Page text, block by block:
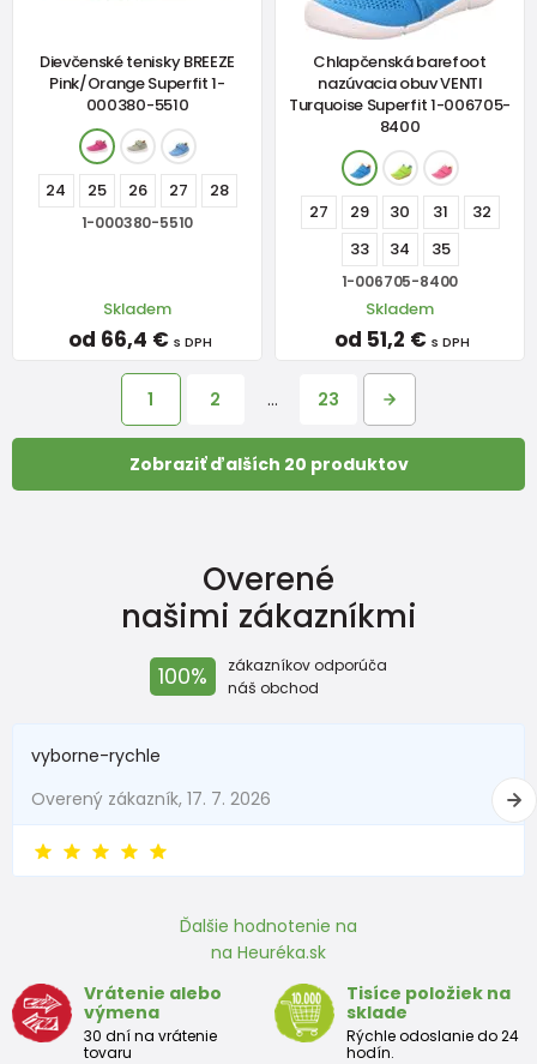
Dievčenské tenisky BREEZE
Pink/Orange Superfit 1-
000380-5510
24 25 26 27 28
1-000380-5510
Skladem
od 66,4 € s DPH
Chlapčenská barefoot
nazúvacia obuv VENTI
Turquoise Superfit 1-006705-
8400
27 29 30 31
32
33
34 35
1-006705-8400
Skladem
od 51,2 € s DPH
1 2 … 23
Zobraziť ďalších 20 produktov
Overené
našimi zákazníkmi
100%
zákazníkov odporúča
náš obchod
vyborne-rychle
Overený zákazník, 17. 7. 2026
Ďalšie hodnotenie na
na Heuréka.sk
Vrátenie alebo
výmena
30 dní na vrátenie
tovaru
Tisíce položiek na
sklade
Rýchle odoslanie do 24
hodín.